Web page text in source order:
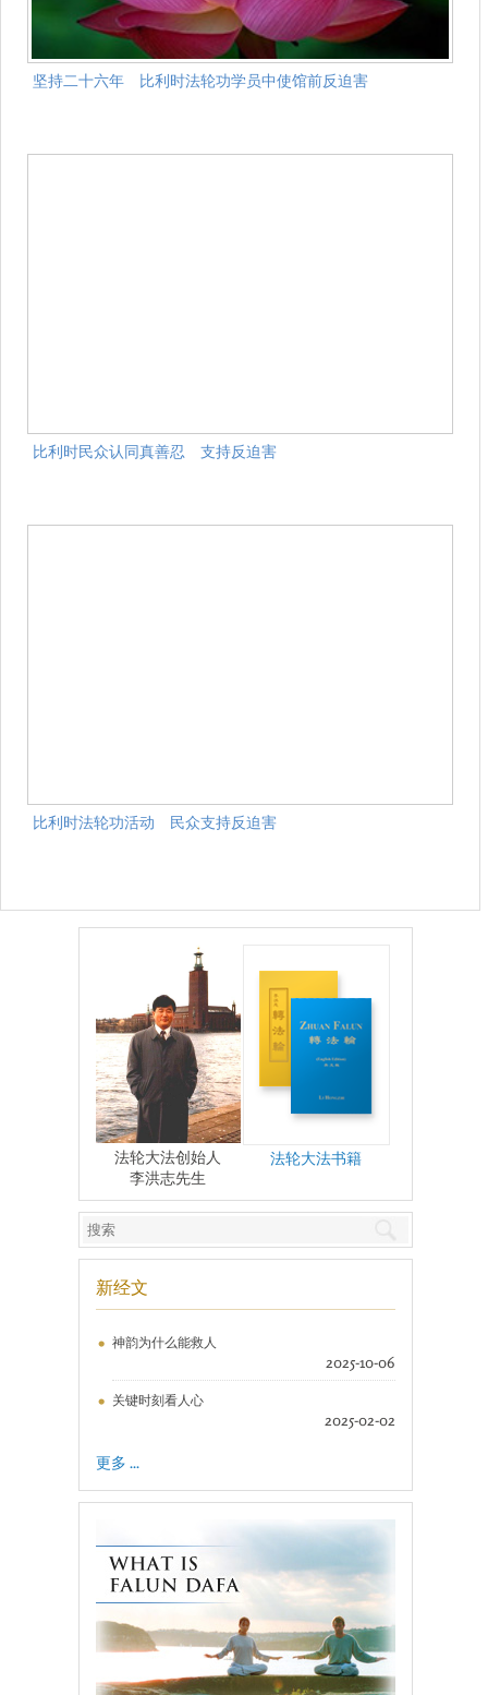
坚持二十六年 比利时法轮功学员中使馆前反迫害
比利时民众认同真善忍 支持反迫害
比利时法轮功活动 民众支持反迫害
法轮大法创始人
李洪志先生
法轮大法书籍
新经文
神韵为什么能救人
2025-10-06
关键时刻看人心
2025-02-02
更多 ...